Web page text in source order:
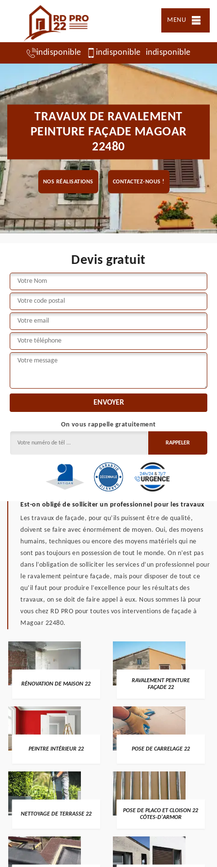
MENU
indisponible indisponible indisponible
TRAVAUX DE RAVALEMENT
PEINTURE FAÇADE MAGOAR
22480
NOS RÉALISATIONS CONTACTEZ-NOUS !
Devis gratuit
On vous rappelle gratuitement
Est-on obligé de solliciter un professionnel pour les travaux
Les travaux de façade, pour qu’ils puissent être de qualité,
doivent se faire avec énormément de moyen. Oui, des moyens
humains, techniques ou encore des moyens matériels qui ne
sont pas toujours en possession de tout le monde. On n’est pas
dans l’obligation de solliciter les services d’un professionnel pour
le ravalement peinture façade, mais pour disposer de tout ce
qu’il faut pour produire l’excellence pour les résultats des
travaux, on se doit de faire appel à eux. Nous sommes là pour
vous chez RD PRO pour toutes vos interventions de façade à
Magoar 22480.
RÉNOVATION DE MAISON 22
RAVALEMENT PEINTURE
FAÇADE 22
PEINTRE INTÉRIEUR 22 POSE DE CARRELAGE 22
NETTOYAGE DE TERRASSE 22
POSE DE PLACO ET CLOISON 22
CÔTES-D'ARMOR